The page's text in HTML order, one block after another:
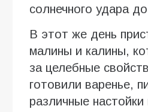
солнечного удара
В этот же день
малины и калины,
за целебные
готовили варенье,
различные